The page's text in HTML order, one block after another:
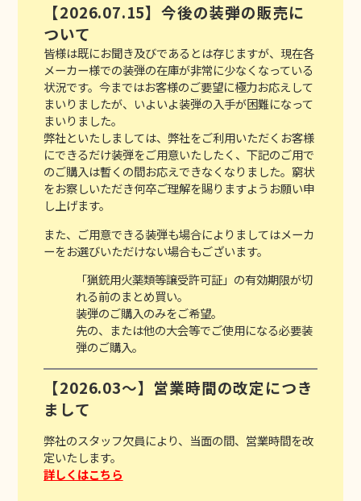
【2026.07.15】今後の装弾の販売に
ついて
皆様は既にお聞き及びであるとは存じますが、現在各
メーカー様での装弾の在庫が非常に少なくなっている
状況です。今まではお客様のご要望に極力お応えして
まいりましたが、いよいよ装弾の入手が困難になって
まいりました。
弊社といたしましては、弊社をご利用いただくお客様
にできるだけ装弾をご用意いたしたく、下記のご用で
のご購入は暫くの間お応えできなくなりました。窮状
をお察しいただき何卒ご理解を賜りますようお願い申
し上げます。
また、ご用意できる装弾も場合によりましてはメーカ
ーをお選びいただけない場合もございます。
「猟銃用火薬類等譲受許可証」 の有効期限が切
れる前のまとめ買い。
装弾のご購入のみをご希望。
先の、または他の大会等でご使用になる必要装
弾のご購入。
【2026.03～】営業時間の改定につき
まして
弊社のスタッフ欠員により、当面の間、営業時間を改
定いたします。
詳しくはこちら